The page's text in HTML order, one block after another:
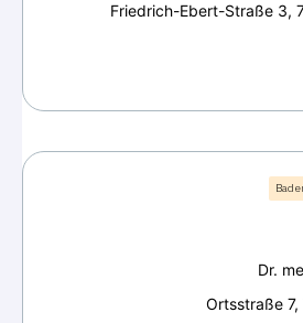
Friedrich-Ebert-Straße 3,
Dr.
Ortsstraße